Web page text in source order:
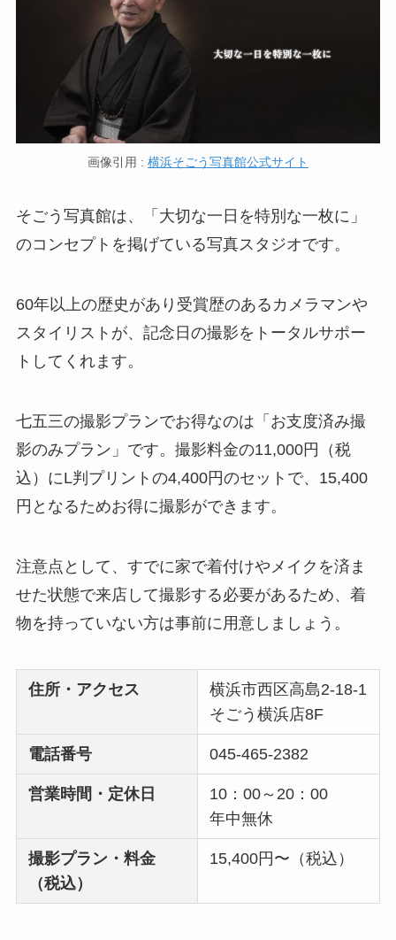
画像引用 : 横浜そごう写真館公式サイト
そごう写真館は、「大切な一日を特別な一枚に」
のコンセプトを掲げている写真スタジオです。
60年以上の歴史があり受賞歴のあるカメラマンや
スタイリストが、記念日の撮影をトータルサポー
トしてくれます。
七五三の撮影プランでお得なのは「お支度済み撮
影のみプラン」です。撮影料金の11,000円（税
込）にL判プリントの4,400円のセットで、15,400
円となるためお得に撮影ができます。
注意点として、すでに家で着付けやメイクを済ま
せた状態で来店して撮影する必要があるため、着
物を持っていない方は事前に用意しましょう。
住所・アクセス
横浜市西区高島2-18-1
そごう横浜店8F
電話番号 045-465-2382
営業時間・定休日
10：00～20：00
年中無休
撮影プラン・料金
（税込）
15,400円〜（税込）